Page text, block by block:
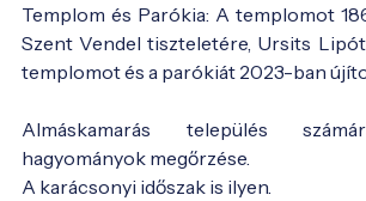
Templom és Parókia: A templomot
Szent Vendel tiszteletére, Ursits
templomot és a parókiát 2023-ban
Almáskamarás település
hagyományok megőrzése.
A karácsonyi időszak is ilyen.